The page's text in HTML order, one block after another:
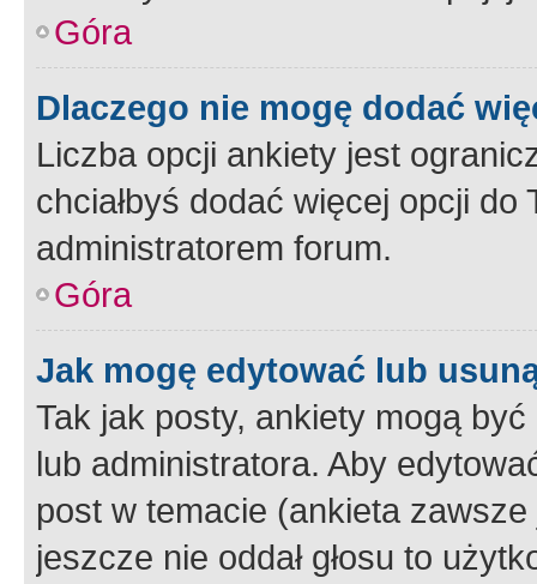
Góra
Dlaczego nie mogę dodać
Liczba opcji ankiety jest
chciałbyś dodać więcej opcji
administratorem forum.
Góra
Jak mogę edytować lub
Tak jak posty, ankiety mogą
lub administratora. Aby
post w temacie (ankieta
jeszcze nie oddał głosu to